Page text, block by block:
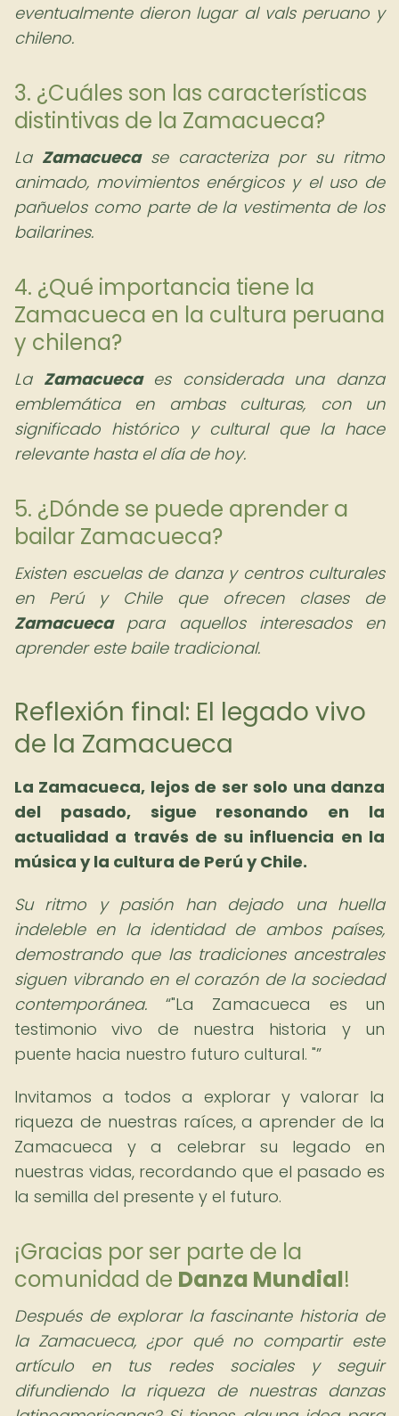
eventualmente dieron lugar al vals peruano y
chileno.
3. ¿Cuáles son las características
distintivas de la Zamacueca?
La Zamacuecase caracteriza por su ritmo
animado, movimientos enérgicos y el uso de
pañuelos como parte de la vestimenta de los
bailarines.
4. ¿Qué importancia tiene la
Zamacueca en la cultura peruana
y chilena?
La Zamacuecaes considerada una danza
emblemática en ambas culturas, con un
significado histórico y cultural que la hace
relevante hasta el día de hoy.
5. ¿Dónde se puede aprender a
bailar Zamacueca?
Existen escuelas de danza y centros culturales
en Perú y Chile que ofrecen clases de
Zamacuecapara aquellos interesados en
aprender este baile tradicional.
Reflexión final: El legado vivo
de la Zamacueca
La Zamacueca, lejos de ser solo una danza
del pasado, sigue resonando en la
actualidad a través de su influencia en la
música y la cultura de Perú y Chile.
Su ritmo y pasión han dejado una huella
indeleble en la identidad de ambos países,
demostrando que las tradiciones ancestrales
siguen vibrando en el corazón de la sociedad
contemporánea.
"La Zamacueca es un
testimonio vivo de nuestra historia y un
puente hacia nuestro futuro cultural. "
Invitamos a todos a explorar y valorar la
riqueza de nuestras raíces, a aprender de la
Zamacueca y a celebrar su legado en
nuestras vidas, recordando que el pasado es
la semilla del presente y el futuro.
¡Gracias por ser parte de la
comunidad de Danza Mundial!
Después de explorar la fascinante historia de
la Zamacueca, ¿por qué no compartir este
artículo en tus redes sociales y seguir
difundiendo la riqueza de nuestras danzas